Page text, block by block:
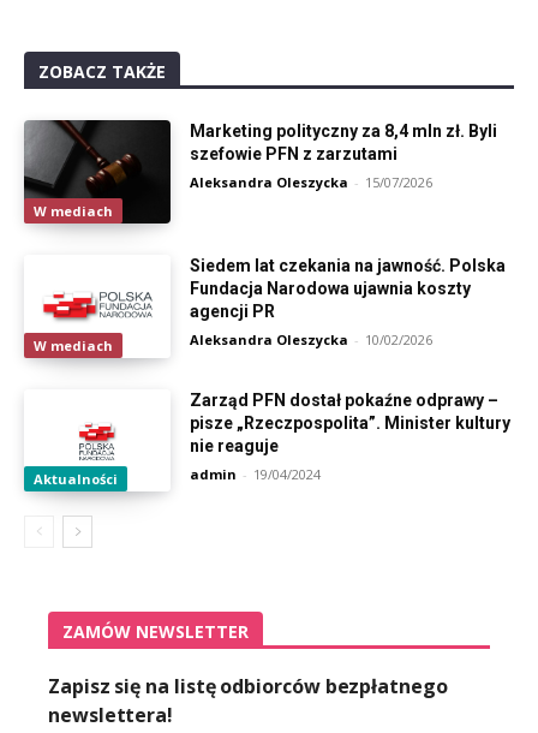
ZOBACZ TAKŻE
W mediach
Marketing polityczny za 8,4 mln zł. Byli
szefowie PFN z zarzutami
Aleksandra Oleszycka - 15/07/2026
W mediach
Siedem lat czekania na jawność. Polska
Fundacja Narodowa ujawnia koszty
agencji PR
Aleksandra Oleszycka - 10/02/2026
Aktualności
Zarząd PFN dostał pokaźne odprawy –
pisze „Rzeczpospolita”. Minister kultury
nie reaguje
admin - 19/04/2024
ZAMÓW NEWSLETTER
Zapisz się na listę odbiorców bezpłatnego
newslettera!